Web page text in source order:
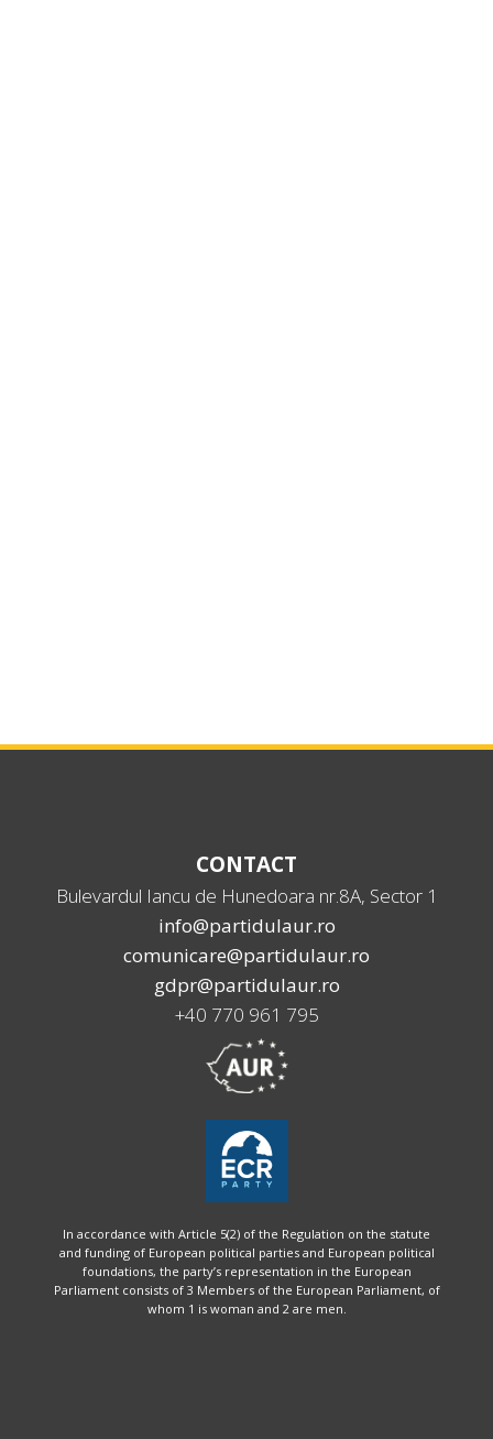
CONTACT
Bulevardul Iancu de Hunedoara nr.8A, Sector 1
info@partidulaur.ro
comunicare@partidulaur.ro
gdpr@partidulaur.ro
+40 770 961 795
In accordance with Article 5(2) of the Regulation on the statute
and funding of European political parties and European political
foundations, the party’s representation in the European
Parliament consists of 3 Members of the European Parliament, of
whom 1 is woman and 2 are men.